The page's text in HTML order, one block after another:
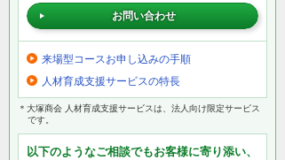
お問い合わせ
来場型コースお申し込みの手順
人材育成支援サービスの特長
＊大塚商会 人材育成支援サービスは、法人向け限定サービス
です。
以下のようなご相談でもお客様に寄り添い、